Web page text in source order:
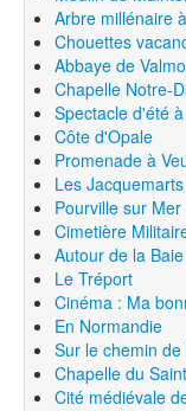
Arbre millénaire
Chouettes
Abbaye de
Chapelle Notre-
Spectacle d'été
Côte d'Opale
Promenade à
Les
Pourville sur Mer
Cimetière
Autour de la
Le Tréport
Cinéma : Ma
En Normandie
Sur le chemin
Chapelle du
Cité médiévale